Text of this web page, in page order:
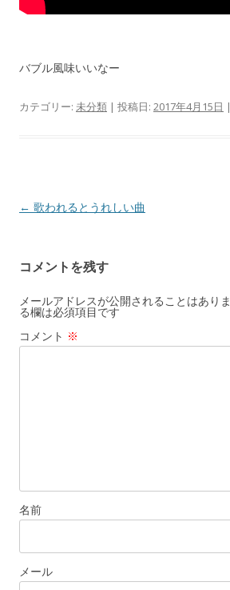
バブル風味いいなー
カテゴリー: 未分類 | 投稿日: 2017年4月15日 |
投
ビ
ゲ
ー
シ
← 歌われるとうれしい曲
コメントを残す
メールアドレスが公開されることはありま
る欄は必須項目です
コメント ※
名前
メール